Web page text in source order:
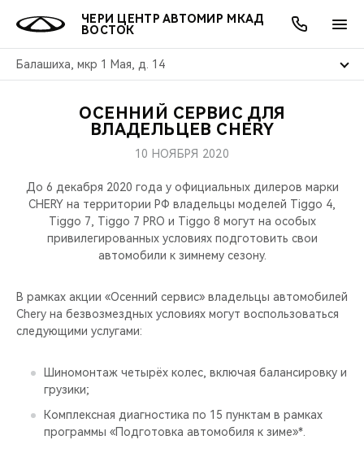
ЧЕРИ ЦЕНТР АВТОМИР МКАД
ВОСТОК
Балашиха, мкр 1 Мая, д. 14
МОДЕЛИ
КРОССОВЕРЫ
НОВИНКИ
ПОКУПАТЕЛЯМ
КРЕДИТ И СТРАХОВАНИЕ
ВЛАДЕЛЬЦАМ
ЗАПЧАСТИ И АКСЕССУАРЫ
ПОДДЕРЖКА
МИР CHERY
О БРЕНДЕ
CHERY В СОЦСЕТЯХ
CHERY REMOTE
CHERY И СПОРТ
АКЦИИ
ОНЛАЙН СЕРВИСЫ
КРЕДИТ
О КОМПАНИИ
МЫ В СОЦСЕТЯХ
ОСЕННИЙ СЕРВИС ДЛЯ
ВЛАДЕЛЬЦЕВ CHERY
10 НОЯБРЯ 2020
До 6 декабря 2020 года у официальных дилеров марки
CHERY на территории РФ владельцы моделей Tiggo 4,
Tiggo 7, Tiggo 7 PRO и Tiggo 8 могут на особых
привилегированных условиях подготовить свои
автомобили к зимнему сезону.
В рамках акции «Осенний сервис» владельцы автомобилей
Chery на безвозмездных условиях могут воспользоваться
следующими услугами:
Шиномонтаж четырёх колес, включая балансировку и
грузики;
Комплексная диагностика по 15 пунктам в рамках
программы «Подготовка автомобиля к зиме»*.